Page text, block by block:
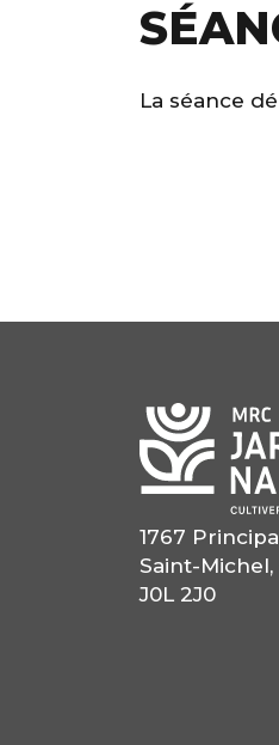
La séance
1767
Saint-Michel,
J0L 2J0